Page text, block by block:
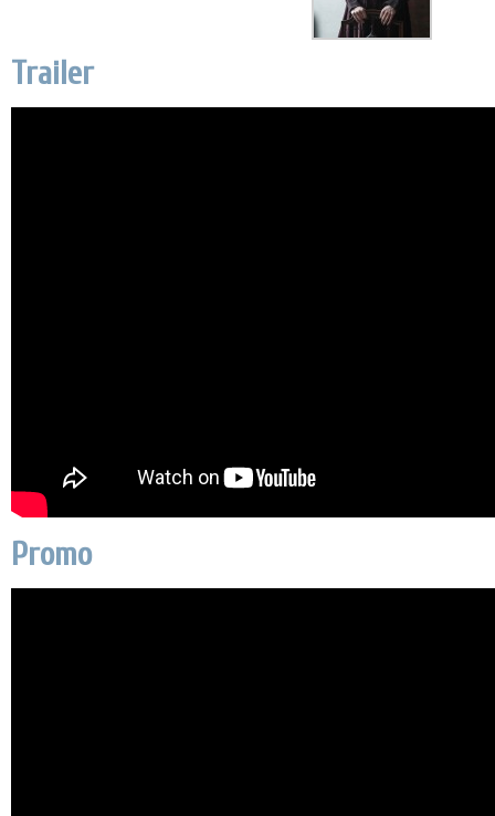
Trailer
Promo